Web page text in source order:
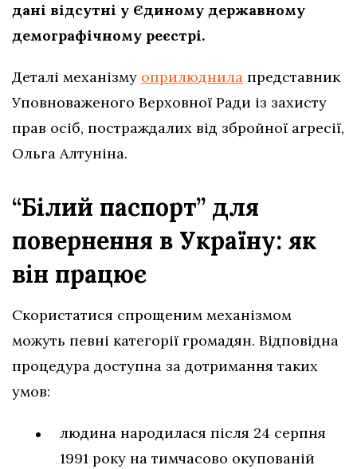
дані відсутні у Єдиному державному
демографічному реєстрі.
Деталі механізму оприлюднила представник
Уповноваженого Верховної Ради із захисту
прав осіб, постраждалих від збройної агресії,
Ольга Алтуніна.
“Білий паспорт” для
повернення в Україну: як
він працює
Скористатися спрощеним механізмом
можуть певні категорії громадян. Відповідна
процедура доступна за дотримання таких
умов:
людина народилася після 24 серпня
1991 року на тимчасово окупованій